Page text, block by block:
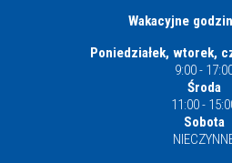
Wakacyjne
Poniedziałek, wtorek,
9:00 -
Środa
11:00 -
Sobota